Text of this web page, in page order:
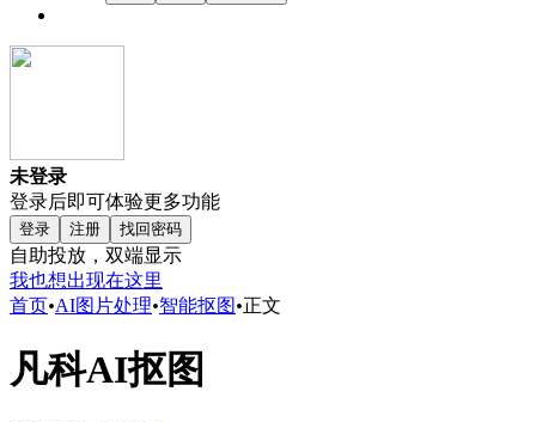
未登录
登录后即可体验更多功能
登录 注册 找回密码
自助投放，双端显示
我也想出现在这里
首页•AI图片处理•智能抠图•正文
凡科AI抠图